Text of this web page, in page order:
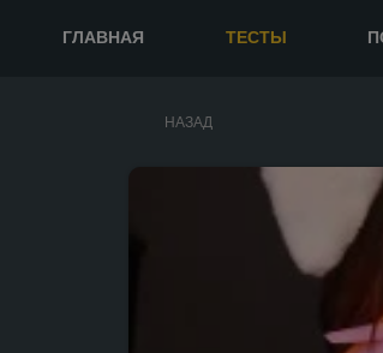
ГЛАВНАЯ ТЕСТЫ
НАЗАД